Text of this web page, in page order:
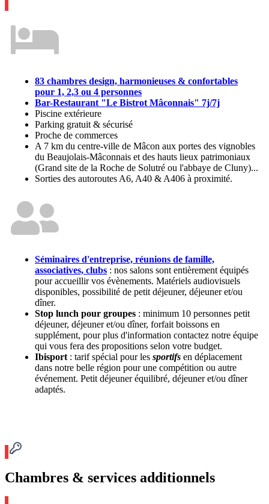
83 chambres design, harmonieuses & confortables
pour 1, 2,3 ou 4 personnes
Bar-Restaurant "Le Bistrot Mâconnais" 7j/7j
Piscine extérieure
Parking gratuit & sécurisé
Proche de commerces
A 7 km du centre-ville de Mâcon aux portes des vignobles
du Beaujolais-Mâconnais et des hauts lieux patrimoniaux
(Grand site de la Roche de Solutré ou l'abbaye de Cluny)...
Sorties des autoroutes A6, A40 & A406 à proximité.
Séminaires d'entreprise, réunions de famille,
associatives, clubs : nos salons sont entièrement équipés
pour accueillir vos évènements. Matériels audiovisuels
disponibles, possibilité de petit déjeuner, déjeuner et/ou
dîner.
Stop lunch pour groupes : minimum 10 personnes petit
déjeuner, déjeuner et/ou dîner, forfait boissons en
supplément, pour plus d'information contactez notre équipe
qui vous fera des propositions selon votre budget.
Ibisport : tarif spécial pour les sportifs en déplacement
dans notre belle région pour une compétition ou autre
événement. Petit déjeuner équilibré, déjeuner et/ou dîner
adaptés.
Chambres & services additionnels